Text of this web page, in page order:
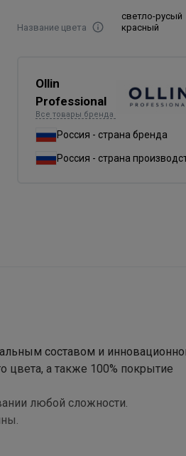
Название цвета
светло-русый
красный
Ollin
Professional
Все товары бренда
Россия - страна бренда
Россия - страна
составом и
цвета, а также 100% покрытие
любой сложности.